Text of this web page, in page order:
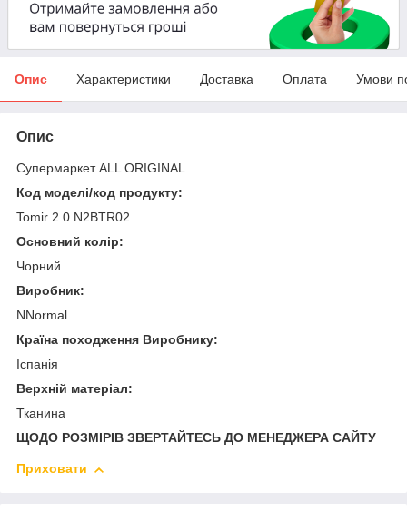
Опис Характеристики Доставка Оплата Умови
Опис
Супермаркет ALL ORIGINAL.
Код моделі/код продукту:
Tomir 2.0 N2BTR02
Основний колір:
Чорний
Виробник:
NNormal
Країна походження Виробнику:
Іспанія
Верхній матеріал:
Тканина
ЩОДО РОЗМІРІВ ЗВЕРТАЙТЕСЬ ДО МЕНЕДЖЕРА САЙТУ
Приховати